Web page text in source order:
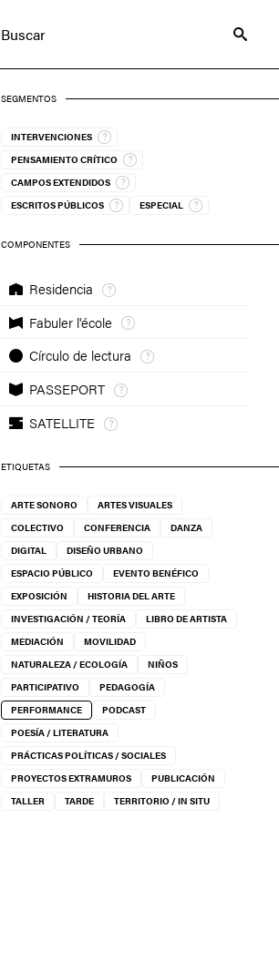
Buscar
SEGMENTOS
INTERVENCIONES
PENSAMIENTO CRÍTICO
CAMPOS EXTENDIDOS
ESCRITOS PÚBLICOS
ESPECIAL
COMPONENTES
Residencia
Fabuler l'école
Círculo de lectura
PASSEPORT
SATELLITE
ETIQUETAS
ARTE SONORO
ARTES VISUALES
COLECTIVO
CONFERENCIA
DANZA
DIGITAL
DISEÑO URBANO
ESPACIO PÚBLICO
EVENTO BENÉFICO
EXPOSICIÓN
HISTORIA DEL ARTE
INVESTIGACIÓN / TEORÍA
LIBRO DE ARTISTA
MEDIACIÓN
MOVILIDAD
NATURALEZA / ECOLOGÍA
NIÑOS
PARTICIPATIVO
PEDAGOGÍA
PERFORMANCE
PODCAST
POESÍA / LITERATURA
PRÁCTICAS POLÍTICAS / SOCIALES
PROYECTOS EXTRAMUROS
PUBLICACIÓN
TALLER
TARDE TERRITORIO / IN SITU